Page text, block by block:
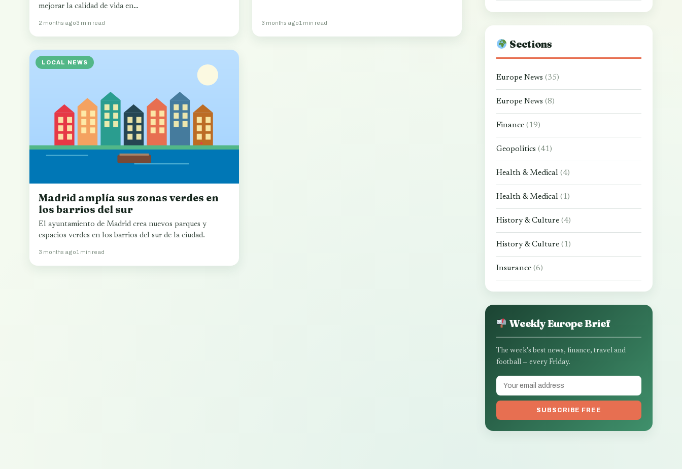
mejorar la calidad de vida en…
2 months ago3 min read 3 months ago1 min read
LOCAL NEWS
Madrid amplía sus zonas verdes en
los barrios del sur
El ayuntamiento de Madrid crea nuevos parques y
espacios verdes en los barrios del sur de la ciudad.
3 months ago1 min read
Sections
Europe News (35)
Europe News (8)
Finance (19)
Geopolitics (41)
Health & Medical (4)
Health & Medical (1)
History & Culture (4)
History & Culture (1)
Insurance (6)
Weekly Europe Brief
The week's best news, finance, travel and
football — every Friday.
SUBSCRIBE FREE